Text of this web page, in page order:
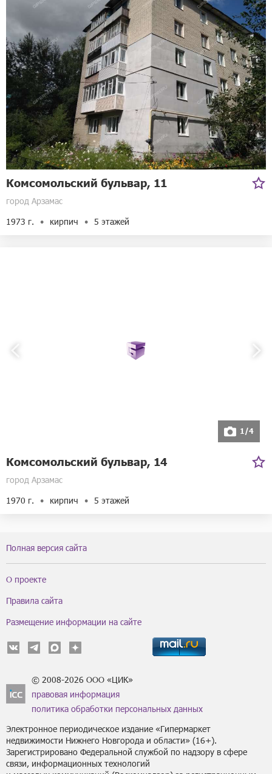
Комсомольский бульвар, 11
город Арзамас
1973 г.
кирпич 5 этажей
1/4
Комсомольский бульвар, 14
город Арзамас
1970 г.
кирпич 5 этажей
Полная версия сайта
О проекте
Правила сайта
Размещение информации на сайте
© 2008-2026 ООО «ЦИК»
правовая информация
политика обработки персональных данных
Электронное периодическое издание «Гипермаркет
недвижимости Нижнего Новгорода и области» (16+).
Зарегистрировано Федеральной службой по надзору в сфере
связи, информационных технологий